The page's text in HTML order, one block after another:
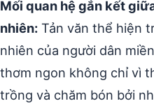
Mối quan hệ gắn kết
nhiên: Tản văn thể hiện
nhiên của người dân
thơm ngon không chỉ vì
trồng và chăm bón bởi